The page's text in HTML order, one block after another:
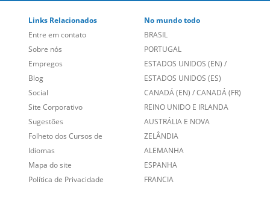
Links Relacionados
Entre em contato
Sobre nós
Empregos
Blog
Social
Site Corporativo
Sugestões
Folheto dos Cursos de
Idiomas
No mundo todo
BRASIL
PORTUGAL
ESTADOS UNIDOS (EN)/
ESTADOS UNIDOS (ES)
CANADÁ (EN) /CANADÁ (FR)
REINO UNIDO E IRLANDA
AUSTRÁLIA E NOVA
ZELÂNDIA
ALEMANHA